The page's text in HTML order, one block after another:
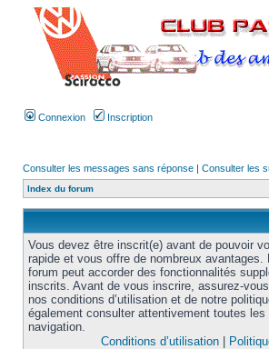
Connexion Inscription
Consulter les messages sans réponse | Consulter les
Index du forum
Vous devez être inscrit(e) avant de pouvoir
rapide et vous offre de nombreux avantages.
forum peut accorder des fonctionnalités
inscrits. Avant de vous inscrire, assurez-
nos conditions d’utilisation et de notre
également consulter attentivement toutes
navigation.
Conditions d’utilisation